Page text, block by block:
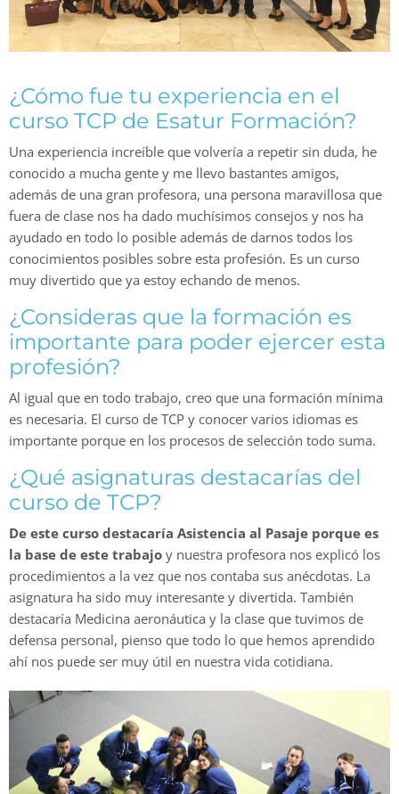
¿Cómo fue tu experiencia en el
curso TCP de Esatur Formación?
Una experiencia increíble que volvería a repetir sin duda, he
conocido a mucha gente y me llevo bastantes amigos,
además de una gran profesora, una persona maravillosa que
fuera de clase nos ha dado muchísimos consejos y nos ha
ayudado en todo lo posible además de darnos todos los
conocimientos posibles sobre esta profesión. Es un curso
muy divertido que ya estoy echando de menos.
¿Consideras que la formación es
importante para poder ejercer esta
profesión?
Al igual que en todo trabajo, creo que una formación mínima
es necesaria. El curso de TCP y conocer varios idiomas es
importante porque en los procesos de selección todo suma.
¿Qué asignaturas destacarías del
curso de TCP?
De este curso destacaría Asistencia al Pasaje porque es
la base de este trabajo y nuestra profesora nos explicó los
procedimientos a la vez que nos contaba sus anécdotas. La
asignatura ha sido muy interesante y divertida. También
destacaría Medicina aeronáutica y la clase que tuvimos de
defensa personal, pienso que todo lo que hemos aprendido
ahí nos puede ser muy útil en nuestra vida cotidiana.